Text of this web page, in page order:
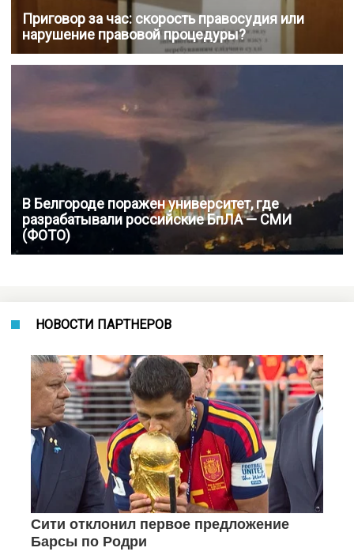
Приговор за час: скорость правосудия или
нарушение правовой процедуры?
В Белгороде поражен университет, где
разрабатывали российские БпЛА — СМИ
(ФОТО)
НОВОСТИ ПАРТНЕРОВ